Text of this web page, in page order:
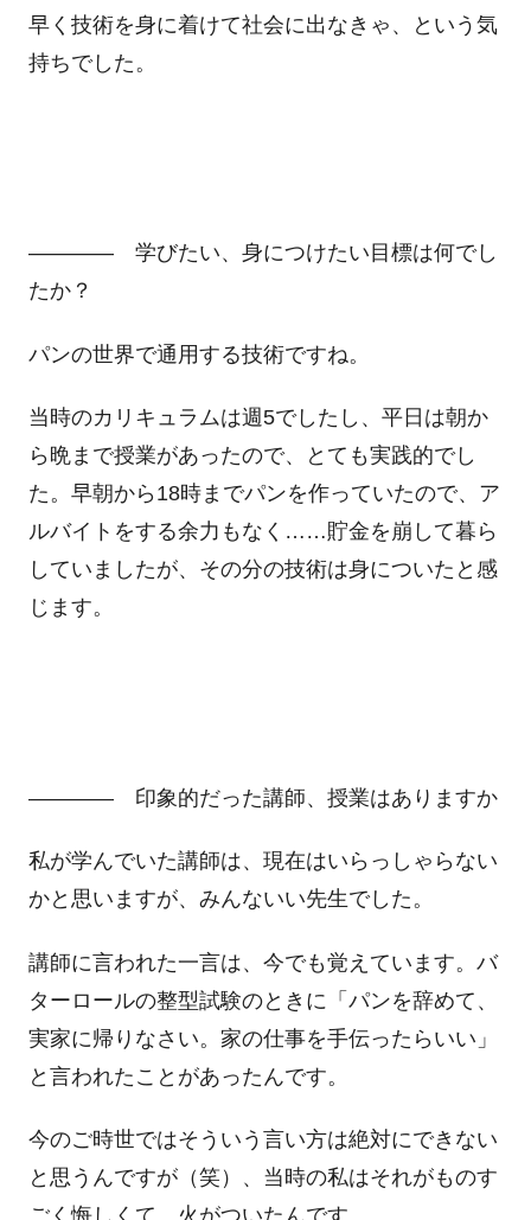
早く技術を身に着けて社会に出なきゃ、という気
持ちでした。
―――― 学びたい、身につけたい目標は何でし
たか？
パンの世界で通用する技術ですね。
当時のカリキュラムは週5でしたし、平日は朝か
ら晩まで授業があったので、とても実践的でし
た。早朝から18時までパンを作っていたので、ア
ルバイトをする余力もなく……貯金を崩して暮ら
していましたが、その分の技術は身についたと感
じます。
―――― 印象的だった講師、授業はありますか
私が学んでいた講師は、現在はいらっしゃらない
かと思いますが、みんないい先生でした。
講師に言われた一言は、今でも覚えています。バ
ターロールの整型試験のときに「パンを辞めて、
実家に帰りなさい。家の仕事を手伝ったらいい」
と言われたことがあったんです。
今のご時世ではそういう言い方は絶対にできない
と思うんですが（笑）、当時の私はそれがものす